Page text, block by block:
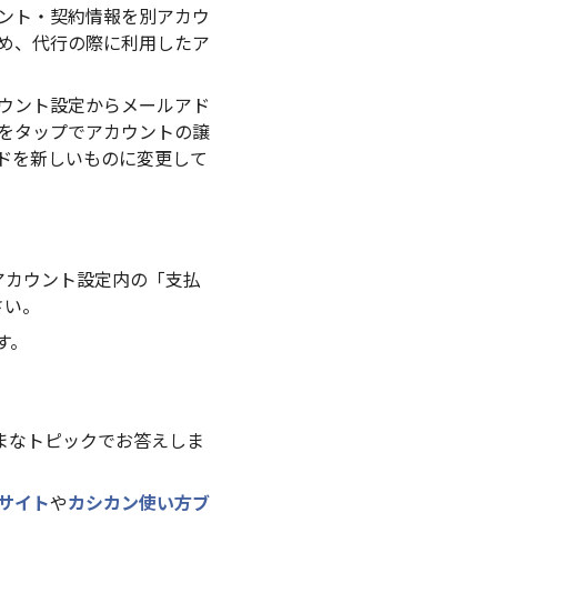
ト・契約情報を別アカウ
、代行の際に利用したア
ント設定からメールアド
タップでアカウントの譲
を新しいものに変更して
ウント設定内の「支払
。
なトピックでお答えしま
イトやカシカン使い方ブ